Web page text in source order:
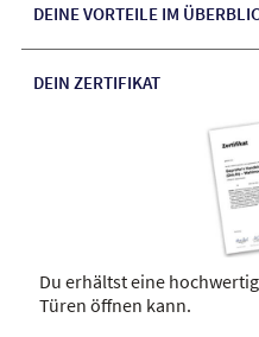
DEINE VORTEILE IM
DEIN ZERTIFIKAT
Du erhältst eine
Türen öffnen kann.